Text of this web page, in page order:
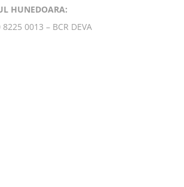
HUNEDOARA:
0013 – BCR DEVA